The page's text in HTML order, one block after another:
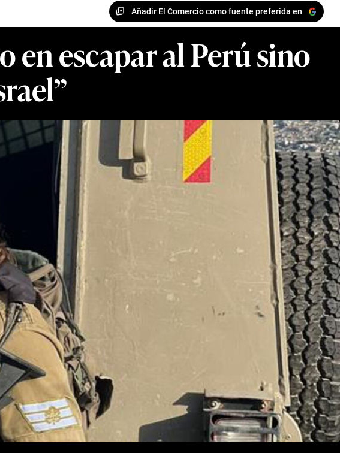
Añadir El Comercio como fuente preferida en
en escapar al Perú sino